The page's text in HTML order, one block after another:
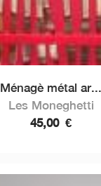
Ménagè métal ar...
Les Moneghetti
45,00 €